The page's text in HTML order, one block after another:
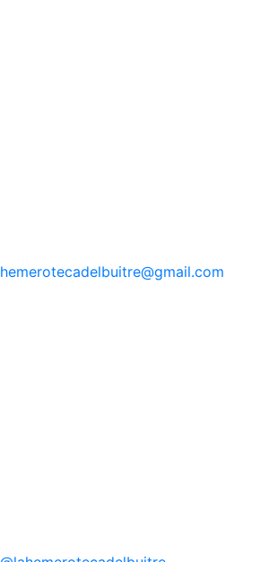
hemerotecadelbuitre@gmail.com